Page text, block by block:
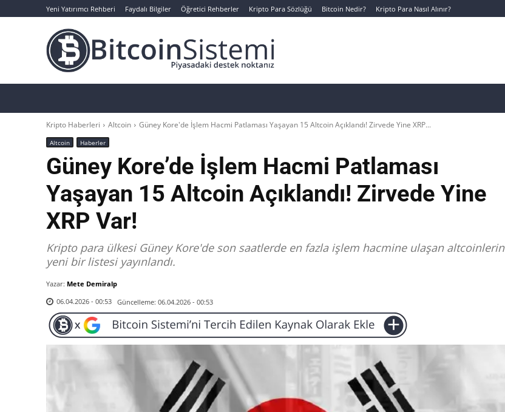
Yeni Yatırımcı Rehberi Faydalı Bilgiler Öğretici Rehberler Kripto Para Sözlüğü Bitcoin Nedir? Kripto Para Nasıl Alınır?
Kripto Haberleri Altcoin Güney Kore'de İşlem Hacmi Patlaması Yaşayan 15 Altcoin Açıklandı! Zirvede Yine XRP...
Altcoin Haberler
Güney Kore’de İşlem Hacmi Patlaması
Yaşayan 15 Altcoin Açıklandı! Zirvede Yine
XRP Var!
Kripto para ülkesi Güney Kore'de son saatlerde en fazla işlem hacmine ulaşan altcoinlerin
yeni bir listesi yayınlandı.
Yazar: Mete Demiralp
06.04.2026 - 00:53 Güncelleme: 06.04.2026 - 00:53